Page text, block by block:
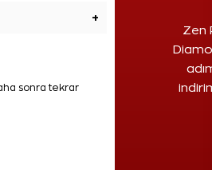
Zen
+
sonra tekrar